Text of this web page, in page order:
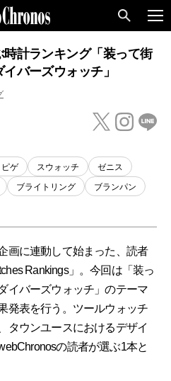
時計ランキング「装って街
バーズウォッチ」
ピゲ スウォッチ
ゼニス
ブライトリング
ブランパン
画に連動して始まった、読者
Rankings」。今回は「装っ
イバーズウォッチ」のテーマ
発表を行う。ツールウォッチ
タウンユースにおけるデザイ
の読者が選ぶ1本と